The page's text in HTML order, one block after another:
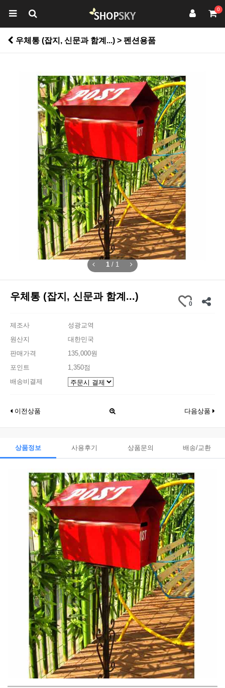
0
우체통 (잡지, 신문과 함계...) > 펜션용품
1 / 1
우체통 (잡지, 신문과 함계...)
0
제조사
성광교역
원산지
대한민국
판매가격
135,000원
포인트
1,350점
배송비결제
이전상품 다음상품
상품정보 사용후기 상품문의 배송/교환